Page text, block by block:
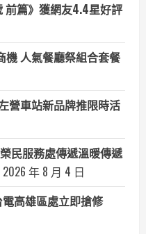
前篇》獲網友4.4星好評
機 人氣餐廳祭組合套餐
營車站新品牌推限時活
民服務處傳遞溫暖傳遞
2026 年 8 月 4 日
高雄區處立即搶修